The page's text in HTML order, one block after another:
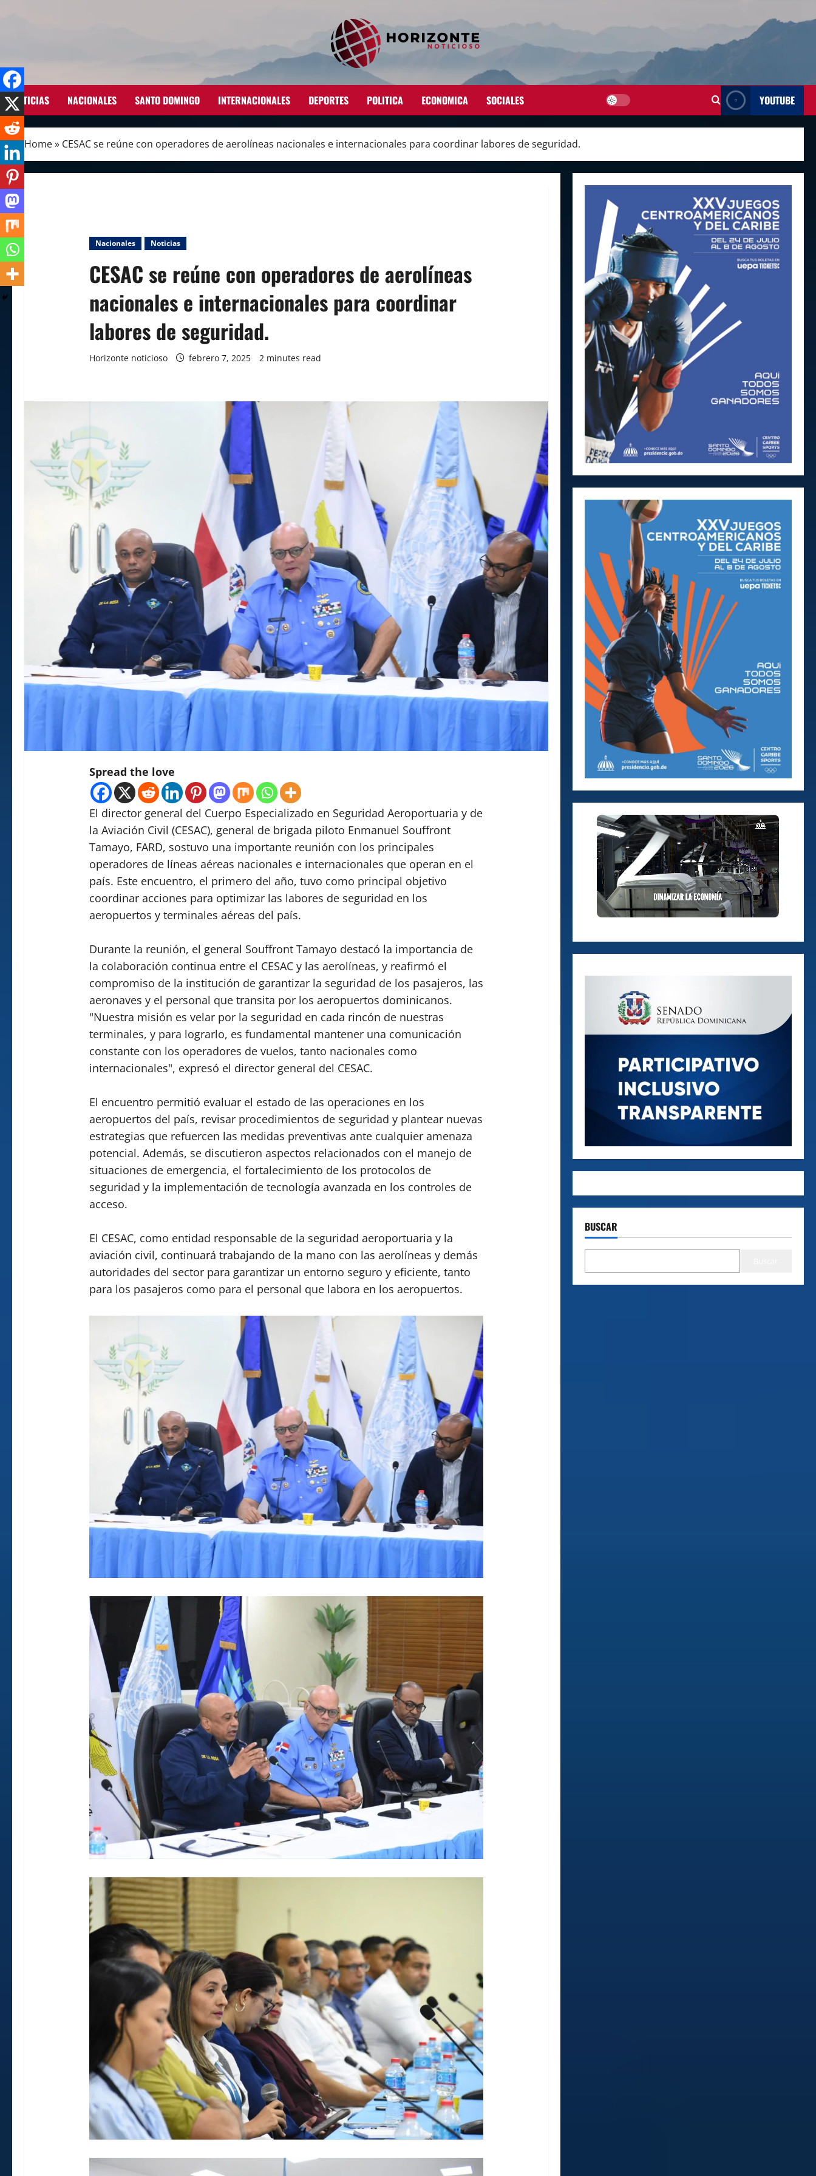
NOTICIAS NACIONALES SANTO DOMINGO INTERNACIONALES DEPORTES POLITICA ECONOMICA SOCIALES YOUTUBE
Home» CESAC se reúne con operadores de aerolíneas nacionales e internacionales para coordinar labores de seguridad.
Nacionales Noticias
CESAC se reúne con operadores de aerolíneas
nacionales e internacionales para coordinar
labores de seguridad.
Horizonte noticioso febrero 7, 2025 2 minutes read
Spread the love
El director general del Cuerpo Especializado en Seguridad Aeroportuaria y de
la Aviación Civil (CESAC), general de brigada piloto Enmanuel Souffront
Tamayo, FARD, sostuvo una importante reunión con los principales
operadores de líneas aéreas nacionales e internacionales que operan en el
país. Este encuentro, el primero del año, tuvo como principal objetivo
coordinar acciones para optimizar las labores de seguridad en los
aeropuertos y terminales aéreas del país.
Durante la reunión, el general Souffront Tamayo destacó la importancia de
la colaboración continua entre el CESAC y las aerolíneas, y reafirmó el
compromiso de la institución de garantizar la seguridad de los pasajeros, las
aeronaves y el personal que transita por los aeropuertos dominicanos.
"Nuestra misión es velar por la seguridad en cada rincón de nuestras
terminales, y para lograrlo, es fundamental mantener una comunicación
constante con los operadores de vuelos, tanto nacionales como
internacionales", expresó el director general del CESAC.
El encuentro permitió evaluar el estado de las operaciones en los
aeropuertos del país, revisar procedimientos de seguridad y plantear nuevas
estrategias que refuercen las medidas preventivas ante cualquier amenaza
potencial. Además, se discutieron aspectos relacionados con el manejo de
situaciones de emergencia, el fortalecimiento de los protocolos de
seguridad y la implementación de tecnología avanzada en los controles de
acceso.
El CESAC, como entidad responsable de la seguridad aeroportuaria y la
aviación civil, continuará trabajando de la mano con las aerolíneas y demás
autoridades del sector para garantizar un entorno seguro y eficiente, tanto
para los pasajeros como para el personal que labora en los aeropuertos.
BUSCAR